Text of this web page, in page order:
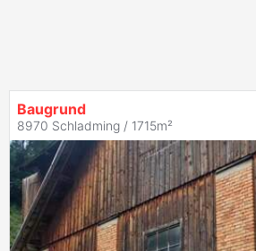
Baugrund
8970 Schladming / 1715m²